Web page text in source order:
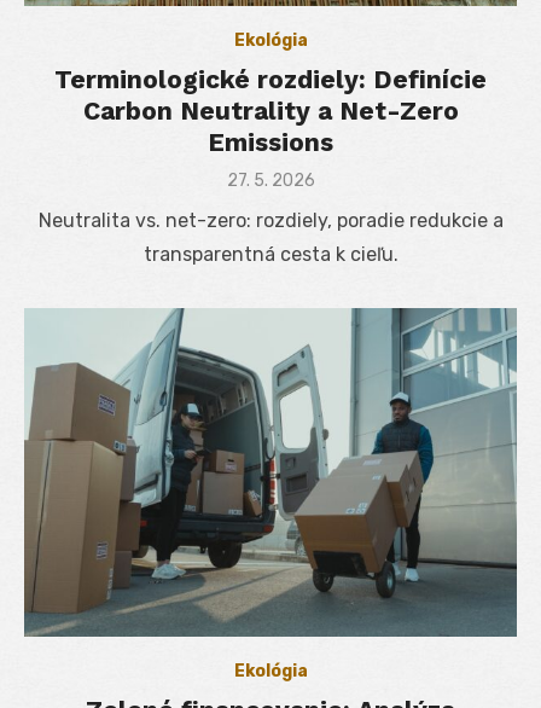
Ekológia
Terminologické rozdiely: Definície
Carbon Neutrality a Net-Zero
Emissions
Posted
27. 5. 2026
Neutralita vs. net-zero: rozdiely, poradie redukcie a
transparentná cesta k cieľu.
Ekológia